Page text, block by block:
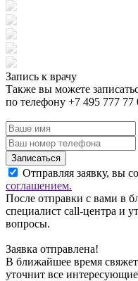
Запись к врачу
Также вы можете
по телефону +7 495 777 77
Записаться
Отправляя заявку, вы
соглашением.
После отправки с вами в
специалист call-центра и
вопросы.
Заявка отправлена!
В ближайшее время
уточнит все